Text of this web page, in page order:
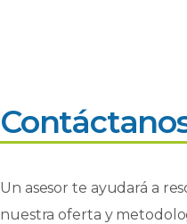
Un asesor te ayudará a
nuestra oferta y